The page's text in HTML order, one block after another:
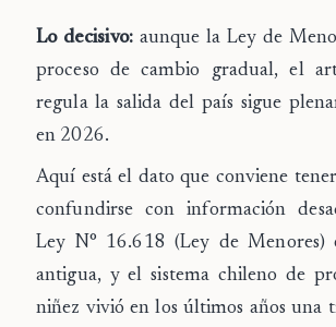
Lo decisivo:aunque la Ley de
proceso de cambio gradual, el
regula la salida del país sigue
en 2026.
Aquí está el dato que conviene
confundirse con información
Ley N° 16.618 (Ley de Menores)
antigua, y el sistema chileno de
niñez vivió en los últimos años una